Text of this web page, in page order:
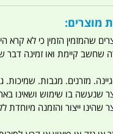
מוצרים:
שהמזמין הזמין כי לא קרא
שחשב קיימת ואו זמינה דבר
מזרנים. מגבות. שמיכות.
שנעשה בו שימוש ושאינו
שהינו ייצור והזמנה